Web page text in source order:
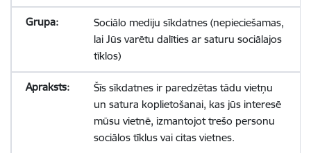
Sociālo mediju sīkdatnes (nepieciešamas,
lai Jūs varētu dalīties ar saturu sociālajos
tīklos)
Šīs sīkdatnes ir paredzētas tādu vietņu
un satura koplietošanai, kas jūs interesē
mūsu vietnē, izmantojot trešo personu
sociālos tīklus vai citas vietnes.